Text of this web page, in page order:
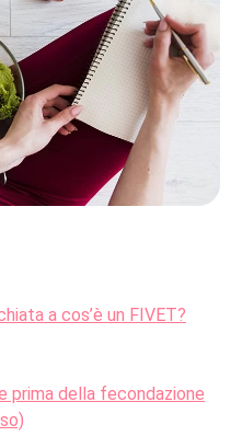
a cos’è un FIVET?
prima della fecondazione